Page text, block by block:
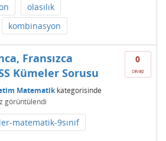
olasılık
kombinasyon
0
cevap
Fransızca
Kümeler Sorusu
Matematik kategorisinde
görüntülendi
matematik-9sınıf